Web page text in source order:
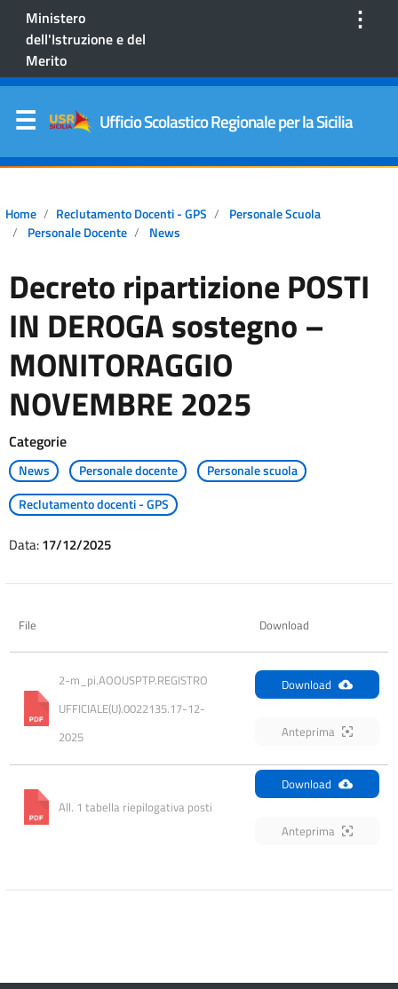
Ministero
dell'Istruzione e del
Merito
⋮
Ufficio Scolastico Regionale per la Sicilia
Home Reclutamento Docenti - GPS
Personale Scuola
Personale Docente
News
Decreto ripartizione POSTI
IN DEROGA sostegno –
MONITORAGGIO
NOVEMBRE 2025
Categorie
News Personale docente
Personale scuola
Reclutamento docenti - GPS
Data:17/12/2025
File Download
2-m_pi.AOOUSPTP.REGISTRO
UFFICIALE(U).0022135.17-12-
2025
Download
Anteprima
All. 1 tabella riepilogativa posti
Download
Anteprima